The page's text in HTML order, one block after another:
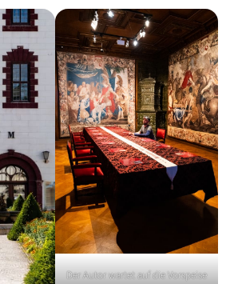
Der Autor wartet auf die Vorspeise